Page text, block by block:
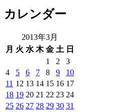
カレンダー
2013年3月
月 火 水 木 金 土 日
1 2
3
4
5 6 7 8 9
10
11 12 13 14 15 16 17
18 19 20 21 22 23 24
25 26 27 28 29 30 31